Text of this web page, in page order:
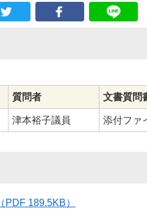
質問者 文書質問
津本裕子議員 添付ファ
（PDF 189.5KB）